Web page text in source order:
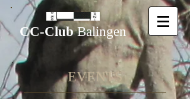
CC-ClubBalingen
EVENTS​